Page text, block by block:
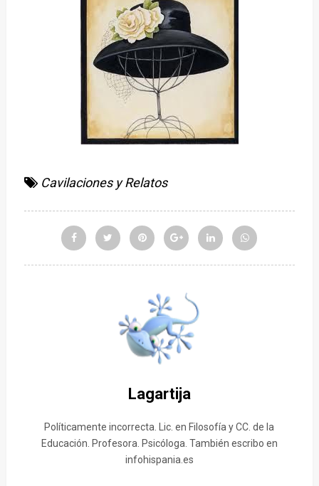
Cavilaciones y Relatos
Lagartija
Políticamente incorrecta. Lic. en Filosofía y CC. de la
Educación. Profesora. Psicóloga. También escribo en
infohispania.es